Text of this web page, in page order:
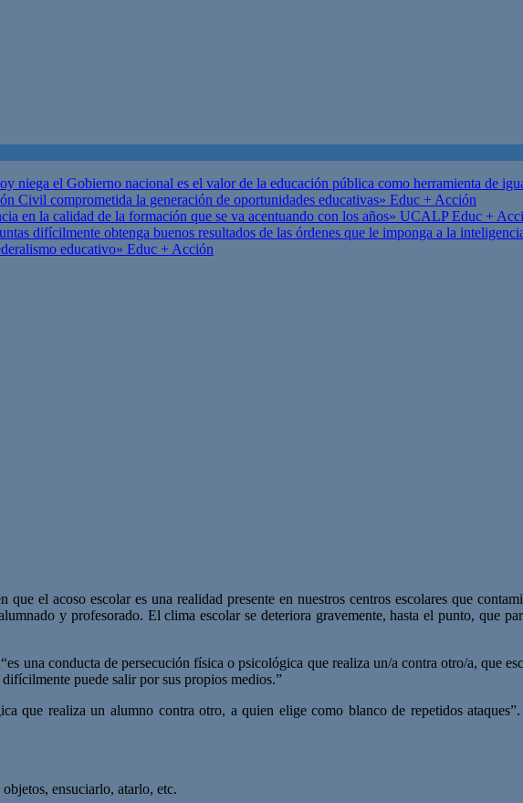
niega el Gobierno nacional es el valor de la educación pública como herramienta de
Civil comprometida la generación de oportunidades educativas» Educ + Acción
en la calidad de la formación que se va acentuando con los años» UCALPEduc +
difícilmente obtenga buenos resultados de las órdenes que le imponga a la
educativo» Educ + Acción
el acoso escolar es una realidad presente en nuestros centros escolares que
y profesorado. El clima escolar se deteriora gravemente, hasta el punto, que
una conducta de persecución física o psicológica que realiza un/a contra otro/a, que
puede salir por sus propios medios.”
que realiza un alumno contra otro, a quien elige como blanco de repetidos
ensuciarlo, atarlo, etc.